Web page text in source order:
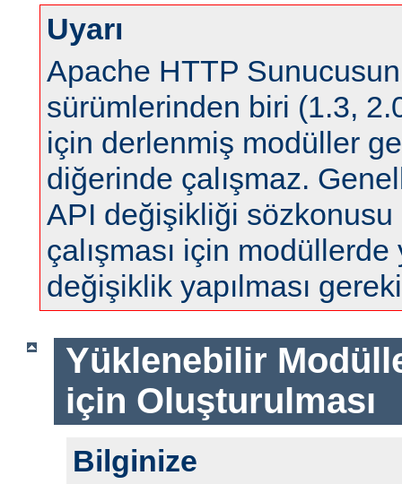
Uyarı
Apache HTTP
sürümlerinden biri (1.3,
için derlenmiş modüller
diğerinde çalışmaz.
API değişikliği
çalışması için
değişiklik yapılması
Yüklenebilir
için Oluşturulması
Bilginize